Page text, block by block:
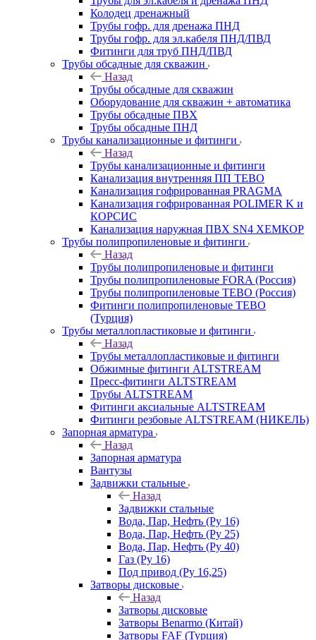
Колодец дренажный
Трубы гофр. для дренажа ПНД
Трубы гофр. для эл.кабеля ПНД/ПВД
Фитинги для труб ПНД/ПВД
Трубы обсадные для скважин
Назад
Трубы обсадные для скважин
Оборудование для скважин + автоматика
Трубы обсадные ПВХ
Трубы обсадные ПНД
Трубы канализационные и фитинги
Назад
Трубы канализационные и фитинги
Канализация внутренняя ПП TEBO
Канализация гофрированная PRAGMA
Канализация гофрированная POLIMER K и
КОРСИС
Канализация наружная ПВХ SN4 ХЕМКОР
Трубы полипропиленовые и фитинги
Назад
Трубы полипропиленовые и фитинги
Трубы полипропиленовые FORA (Россия)
Трубы полипропиленовые TEBO (Россия)
Фитинги полипропиленовые TEBO
(Турция)
Трубы металлопластиковые и фитинги
Назад
Трубы металлопластиковые и фитинги
Обжимные фитинги ALTSTREAM
Пресс-фитинги ALTSTREAM
Трубы ALTSTREAM
Фитинги аксиальные ALTSTREAM
Фитинги резбовые ALTSTREAM (НИКЕЛЬ)
Запорная арматура
Назад
Запорная арматура
Вантузы
Задвижки стальные
Назад
Задвижки стальные
Вода, Пар, Нефть (Ру 16)
Вода, Пар, Нефть (Ру 25)
Вода, Пар, Нефть (Ру 40)
Газ (Ру 16)
Под привод (Ру 16,25)
Затворы дисковые
Назад
Затворы дисковые
Затворы Benarmo (Китай)
Затворы FAF (Турция)